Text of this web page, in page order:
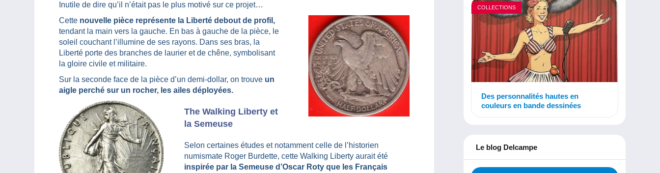
Inutile de dire qu’il n’était pas le plus motivé sur ce projet…
Cette nouvelle pièce représente la Liberté debout de profil,
tendant la main vers la gauche. En bas à gauche de la pièce, le
soleil couchant l’illumine de ses rayons. Dans ses bras, la
Liberté porte des branches de laurier et de chêne, symbolisant
la gloire civile et militaire.
Sur la seconde face de la pièce d’un demi-dollar, on trouve un
aigle perché sur un rocher, les ailes déployées.
The Walking Liberty et
la Semeuse
Selon certaines études et notamment celle de l’historien
numismate Roger Burdette, cette Walking Liberty aurait été
inspirée par la Semeuse d’Oscar Roty que les Français
COLLECTIONS
Des personnalités hautes en
couleurs en bande dessinées
Le blog Delcampe